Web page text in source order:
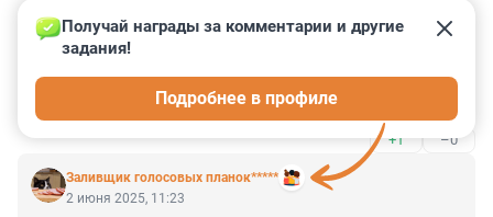
–0
Гость
+1 –0
Заливщик голосовых планок*****
Получай награды за комментарии и другие
задания!
Подробнее в профиле
2 июня 2025, 11:23